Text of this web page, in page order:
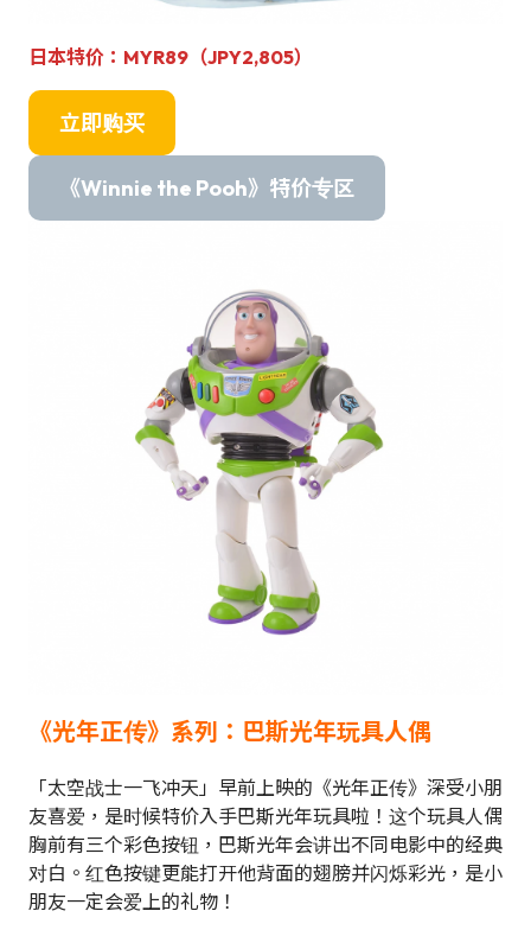
日本特价：MYR89（JPY2,805）
立即购买
《Winnie the Pooh》特价专区
《光年正传》系列：巴斯光年玩具人偶
「太空战士一飞冲天」早前上映的《光年正传》深受小朋
友喜爱，是时候特价入手巴斯光年玩具啦！这个玩具人偶
胸前有三个彩色按钮，巴斯光年会讲出不同电影中的经典
对白。红色按键更能打开他背面的翅膀并闪烁彩光，是小
朋友一定会爱上的礼物！